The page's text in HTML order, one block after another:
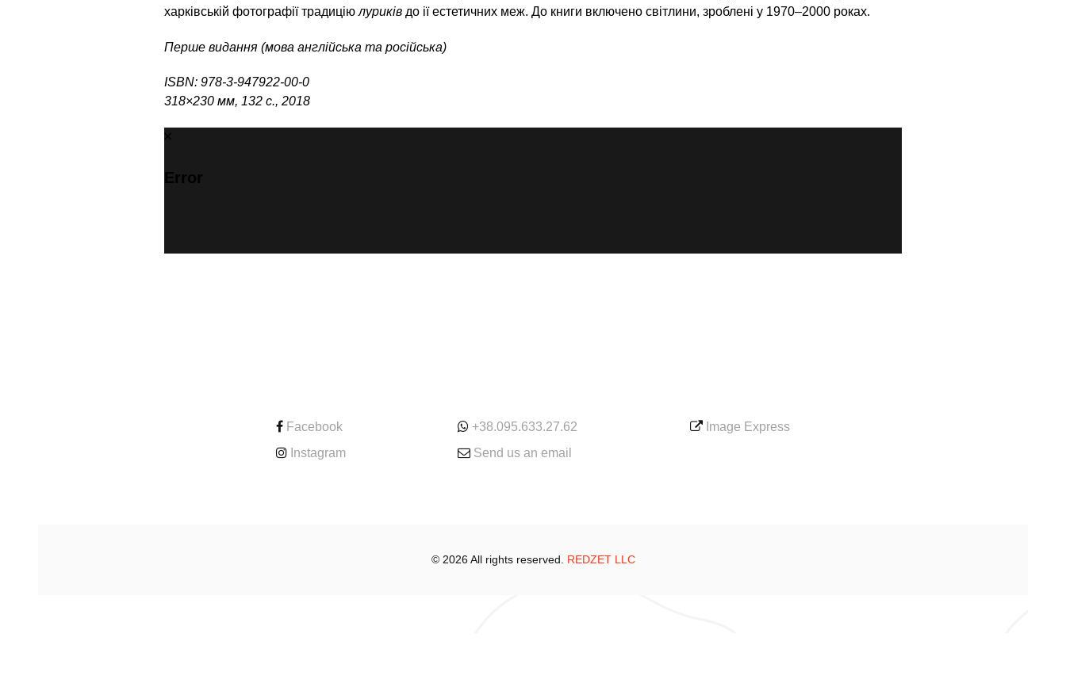
харківській фотографії традицію луриківдо ії естетичних меж. До книги включено світлини, зроблені у 1970–2000 роках.
Перше видання (мова англійська та російська)
ISBN: 978-3-947922-00-0
318×230 мм, 132 с., 2018
Error
Facebook
Instagram
+38.095.633.27.62
Send us an email
Image Express
© 2026 All rights reserved. REDZET LLC